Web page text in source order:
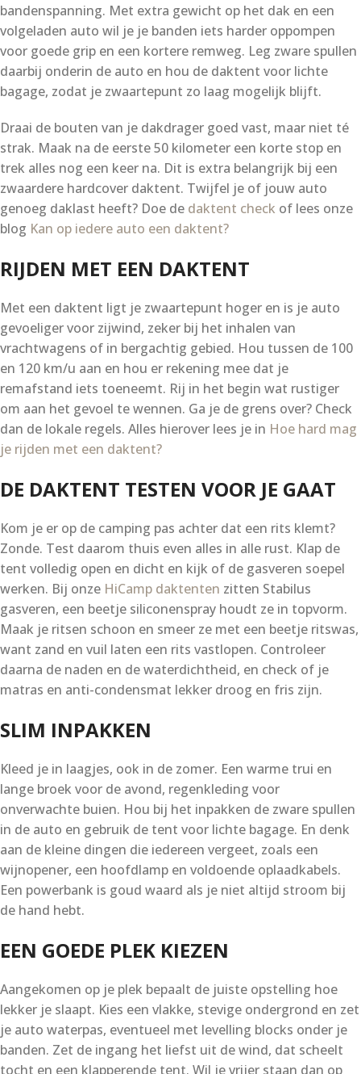
bandenspanning. Met extra gewicht op het dak en een
volgeladen auto wil je je banden iets harder oppompen
voor goede grip en een kortere remweg. Leg zware spullen
daarbij onderin de auto en hou de daktent voor lichte
bagage, zodat je zwaartepunt zo laag mogelijk blijft.
Draai de bouten van je dakdrager goed vast, maar niet té
strak. Maak na de eerste 50 kilometer een korte stop en
trek alles nog een keer na. Dit is extra belangrijk bij een
zwaardere hardcover daktent. Twijfel je of jouw auto
genoeg daklast heeft? Doe de daktent check of lees onze
blog Kan op iedere auto een daktent?
RIJDEN MET EEN DAKTENT
Met een daktent ligt je zwaartepunt hoger en is je auto
gevoeliger voor zijwind, zeker bij het inhalen van
vrachtwagens of in bergachtig gebied. Hou tussen de 100
en 120 km/u aan en hou er rekening mee dat je
remafstand iets toeneemt. Rij in het begin wat rustiger
om aan het gevoel te wennen. Ga je de grens over? Check
dan de lokale regels. Alles hierover lees je in Hoe hard mag
je rijden met een daktent?
DE DAKTENT TESTEN VOOR JE GAAT
Kom je er op de camping pas achter dat een rits klemt?
Zonde. Test daarom thuis even alles in alle rust. Klap de
tent volledig open en dicht en kijk of de gasveren soepel
werken. Bij onze HiCamp daktenten zitten Stabilus
gasveren, een beetje siliconenspray houdt ze in topvorm.
Maak je ritsen schoon en smeer ze met een beetje ritswas,
want zand en vuil laten een rits vastlopen. Controleer
daarna de naden en de waterdichtheid, en check of je
matras en anti-condensmat lekker droog en fris zijn.
SLIM INPAKKEN
Kleed je in laagjes, ook in de zomer. Een warme trui en
lange broek voor de avond, regenkleding voor
onverwachte buien. Hou bij het inpakken de zware spullen
in de auto en gebruik de tent voor lichte bagage. En denk
aan de kleine dingen die iedereen vergeet, zoals een
wijnopener, een hoofdlamp en voldoende oplaadkabels.
Een powerbank is goud waard als je niet altijd stroom bij
de hand hebt.
EEN GOEDE PLEK KIEZEN
Aangekomen op je plek bepaalt de juiste opstelling hoe
lekker je slaapt. Kies een vlakke, stevige ondergrond en zet
je auto waterpas, eventueel met levelling blocks onder je
banden. Zet de ingang het liefst uit de wind, dat scheelt
tocht en een klapperende tent. Wil je vrijer staan dan op